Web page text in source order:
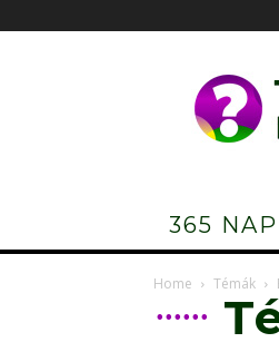
365 NAP
Home Témák